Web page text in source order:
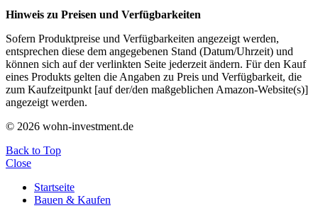
Hinweis zu Preisen und Verfügbarkeiten
Sofern Produktpreise und Verfügbarkeiten angezeigt werden,
entsprechen diese dem angegebenen Stand (Datum/Uhrzeit) und
können sich auf der verlinkten Seite jederzeit ändern. Für den Kauf
eines Produkts gelten die Angaben zu Preis und Verfügbarkeit, die
zum Kaufzeitpunkt [auf der/den maßgeblichen Amazon-Website(s)]
angezeigt werden.
© 2026 wohn-investment.de
Back to Top
Close
Startseite
Bauen & Kaufen